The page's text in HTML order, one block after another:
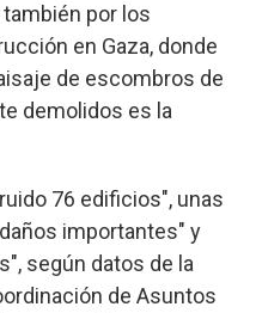
por los
en Gaza, donde
de escombros de
demolidos es la
76 edificios", unas
importantes" y
según datos de la
de Asuntos